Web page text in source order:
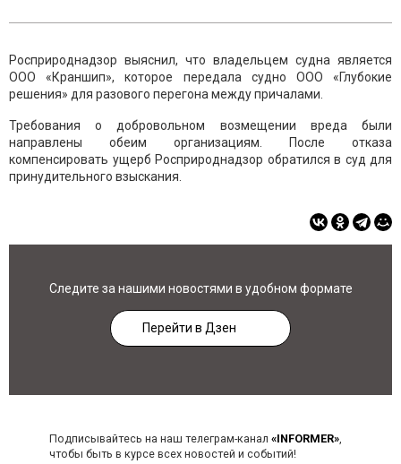
Росприроднадзор выяснил, что владельцем судна является
ООО «Краншип», которое передала судно ООО «Глубокие
решения» для разового перегона между причалами.
Требования о добровольном возмещении вреда были
направлены обеим организациям. После отказа
компенсировать ущерб Росприроднадзор обратился в суд для
принудительного взыскания.
Следите за нашими новостями в удобном формате
Перейти в Дзен
Подписывайтесь на наш телеграм-канал «INFORMER»,
чтобы быть в курсе всех новостей и событий!